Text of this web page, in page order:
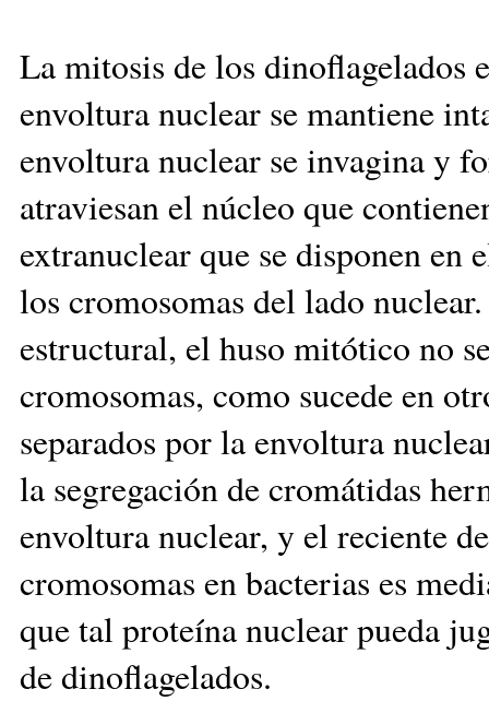
La mitosis de los dinoflagelados
envoltura nuclear se mantiene
envoltura nuclear se invagina y
atraviesan el núcleo que
extranuclear que se disponen en
los cromosomas del lado
estructural, el huso mitótico no
cromosomas, como sucede en
separados por la envoltura
la segregación de cromátidas
envoltura nuclear, y el reciente
cromosomas en bacterias es
que tal proteína nuclear pueda
de dinoflagelados.